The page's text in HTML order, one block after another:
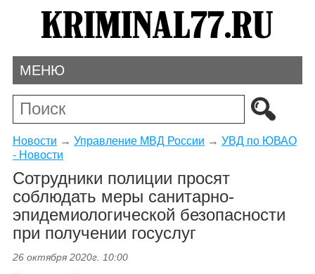
МЕНЮ
Новости → Управление МВД России → УВД по ЮВАО
- Новости
Сотрудники полиции просят
соблюдать меры санитарно-
эпидемиологической безопасности
при получении госуслуг
26 октября 2020г. 10:00